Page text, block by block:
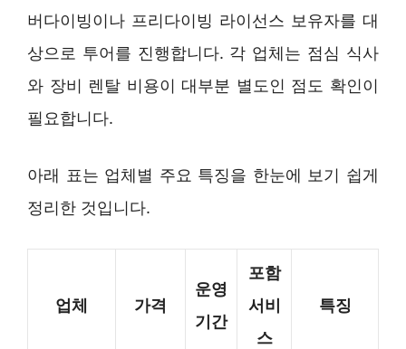
버다이빙이나 프리다이빙 라이선스 보유자를 대
상으로 투어를 진행합니다. 각 업체는 점심 식사
와 장비 렌탈 비용이 대부분 별도인 점도 확인이
필요합니다.
아래 표는 업체별 주요 특징을 한눈에 보기 쉽게
정리한 것입니다.
업체 가격
운영
기간
포함
서비
스
특징